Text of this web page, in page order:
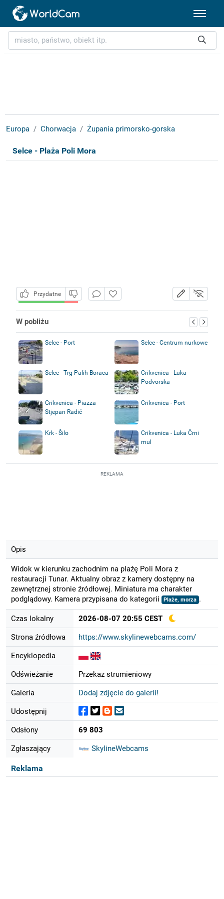
Europa Chorwacja Żupania primorsko-gorska
Selce - Plaża Poli Mora
Przydatne
W pobliżu
Selce - Port Selce - Centrum nurkowe
Selce - Trg Palih Boraca
Crikvenica - Luka
Podvorska
Crikvenica - Piazza
Stjepan Radić
Crikvenica - Port
Krk - Šilo
Crikvenica - Luka Črni
mul
REKLAMA
Opis
Widok w kierunku zachodnim na plażę Poli Mora z
restauracji Tunar. Aktualny obraz z kamery dostępny na
zewnętrznej stronie źródłowej. Miniatura ma charakter
podglądowy. Kamera przypisana do kategorii
Plaże, morza .
Czas lokalny 2026-08-07 20:55 CEST
Strona źródłowa https://www.skylinewebcams.com/
Encyklopedia
Odświeżanie Przekaz strumieniowy
Galeria Dodaj zdjęcie do galerii!
Udostępnij
Odsłony 69 803
Zgłaszający SkylineWebcams
Reklama